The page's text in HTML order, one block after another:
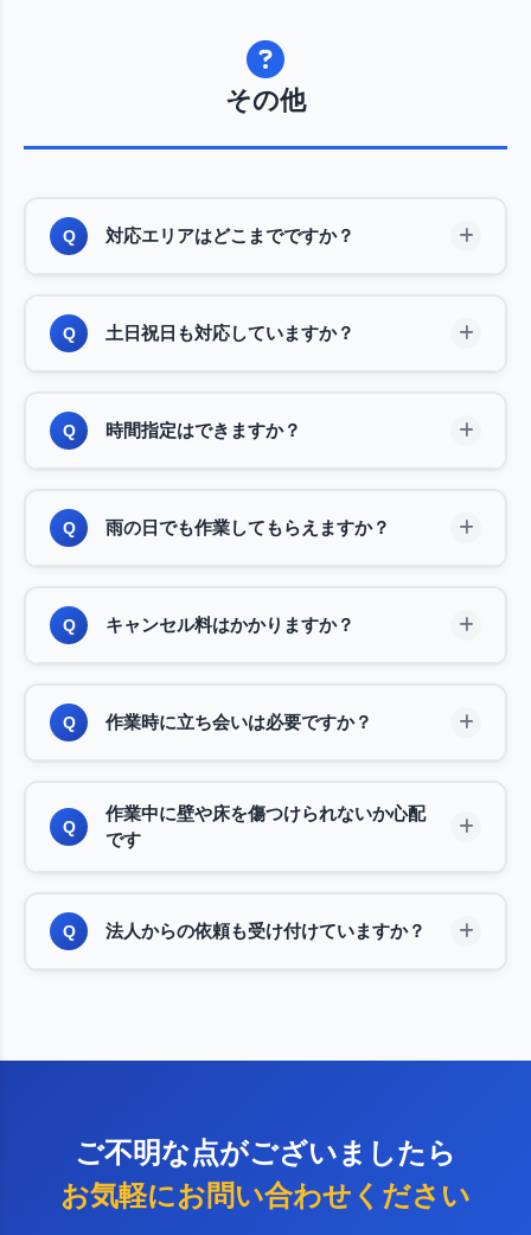
その他
Q 対応エリアはどこまでですか？
A
す。離島を除く東京都内であれば、どこでもお伺い
さい。
Q 土日祝日も対応していますか？
A
金は一切かかりません。平日はお仕事で忙しい方
Q 時間指定はできますか？
A
お願いしたい」など、ご希望の時間帯をお伝えくだ
Q 雨の日でも作業してもらえますか？
A
が濡れないよう養生して搬出いたしますのでご安心
Q キャンセル料はかかりますか？
A
セルの場合も、やむを得ない事情であれば柔軟に対
Q 作業時に立ち会いは必要ですか？
し、お仕事などでどうしても難しい場合は、鍵のお
預かりや管理会社様経由での対応も可能です。事前
Q
作業中に壁や床を傷つけられないか心配
です
A
て作業いたします。また、万が一の事故に備えて損
Q 法人からの依頼も受け付けていますか？
ど、規模を問わず対応いたします。
ご不明な点がございましたら
お気軽にお問い合わせください